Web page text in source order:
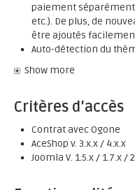
paiement
etc.). De plus, de
être ajoutés
Auto-détection du
Show more
Critères d’accès
Contrat avec Ogone
AceShop v. 3.x.x / 4.x.x
Joomla V. 1.5.x / 1.7.x /